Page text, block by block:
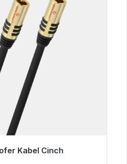
Kabel Cinchwysyłki, czas